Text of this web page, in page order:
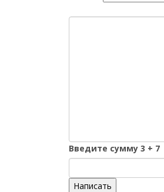
Введите сумму 3 + 7
Написать